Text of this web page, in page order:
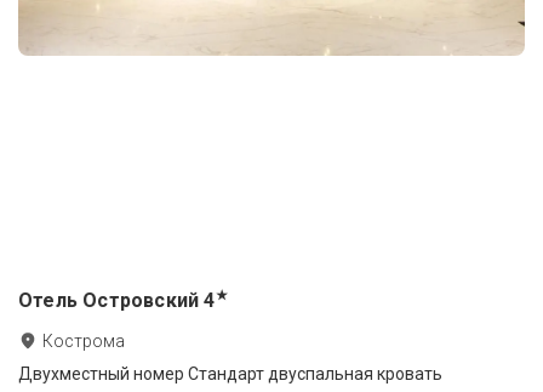
Отель Островский 4★
Кострома
Двухместный номер Стандарт двуспальная кровать